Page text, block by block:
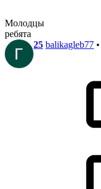
Молодцы
ребята
25 balikagleb77